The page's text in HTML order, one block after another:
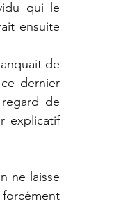
qui le
ensuite
de
dernier
de
explicatif
ne laisse
forcément